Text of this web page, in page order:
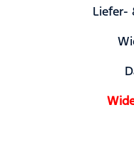
Liefer-